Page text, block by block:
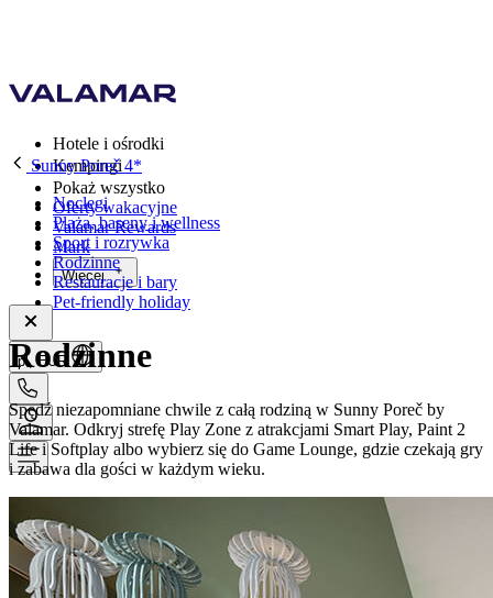
Hotele i ośrodki
Kempingi
Pokaż wszystko
Oferty wakacyjne
Valamar Rewards
Mark
Więcej
pl, EUR
Sunny Poreč 4*
Noclegi
Plaża, baseny i wellness
Sport i rozrywka
Rodzinne
Restauracje i bary
Pet-friendly holiday
Rodzinne
Spędź niezapomniane chwile z całą rodziną w Sunny Poreč by
Valamar. Odkryj strefę Play Zone z atrakcjami Smart Play, Paint 2
Life i Softplay albo wybierz się do Game Lounge, gdzie czekają gry
i zabawa dla gości w każdym wieku.